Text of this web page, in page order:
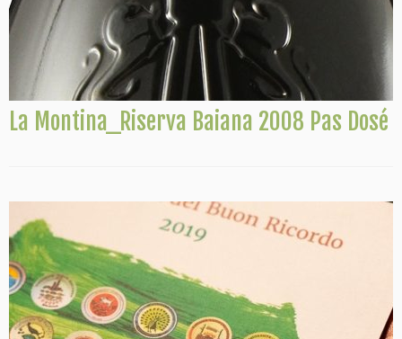
La Montina_Riserva Baiana 2008 Pas Dosé